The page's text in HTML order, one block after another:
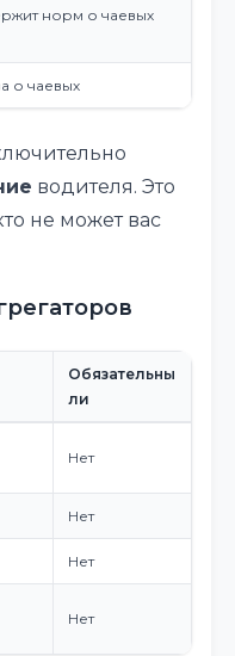
норм о чаевых
о чаевых
водителя. Это
не может вас
Обязательны
ли
Нет
Нет
Нет
Нет